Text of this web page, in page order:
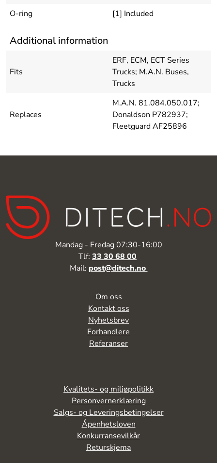
O-ring
[1] Included
Additional information
Fits
ERF, ECM, ECT Series
Trucks; M.A.N. Buses,
Trucks
Replaces
M.A.N. 81.084.050.017;
Donaldson P782937;
Fleetguard AF25896
Mandag - Fredag 07:30-16:00
Tlf: 33 30 68 00
Mail: post@ditech.no
Kvalitets- og miljøpolitikk
Personvernerklæring
Salgs- og Leveringsbetingelser
Åpenhetsloven
Konkurransevilkår
Returskjema
Om oss
Kontakt oss
Nyhetsbrev
Forhandlere
Referanser